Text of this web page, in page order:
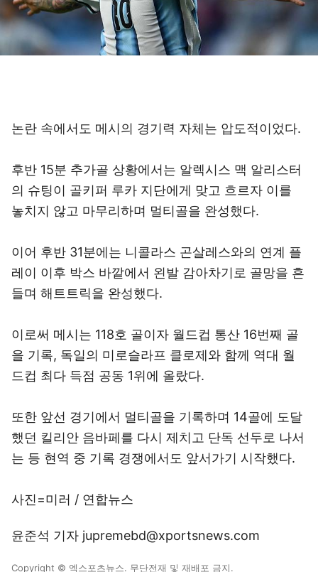
논란 속에서도 메시의 경기력 자체는 압도적이었다.
후반 15분 추가골 상황에서는 알렉시스 맥 알리스터
의 슈팅이 골키퍼 루카 지단에게 맞고 흐르자 이를
놓치지 않고 마무리하며 멀티골을 완성했다.
이어 후반 31분에는 니콜라스 곤살레스와의 연계 플
레이 이후 박스 바깥에서 왼발 감아차기로 골망을 흔
들며 해트트릭을 완성했다.
이로써 메시는 118호 골이자 월드컵 통산 16번째 골
을 기록, 독일의 미로슬라프 클로제와 함께 역대 월
드컵 최다 득점 공동 1위에 올랐다.
또한 앞선 경기에서 멀티골을 기록하며 14골에 도달
했던 킬리안 음바페를 다시 제치고 단독 선두로 나서
는 등 현역 중 기록 경쟁에서도 앞서가기 시작했다.
사진=미러 / 연합뉴스
윤준석 기자 jupremebd@xportsnews.com
Copyright © 엑스포츠뉴스. 무단전재 및 재배포 금지.